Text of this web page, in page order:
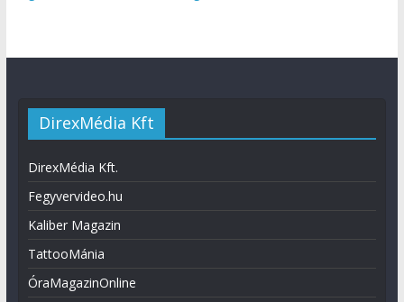
DirexMédia Kft
DirexMédia Kft.
Fegyvervideo.hu
Kaliber Magazin
TattooMánia
ÓraMagazinOnline